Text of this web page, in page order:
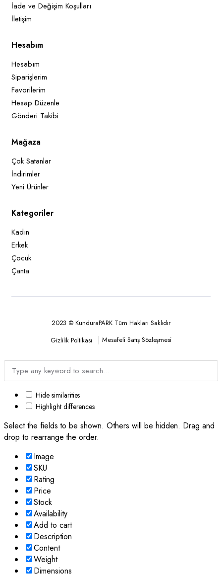
İade ve Değişim Koşulları
İletişim
Hesabım
Hesabım
Siparişlerim
Favorilerim
Hesap Düzenle
Gönderi Takibi
Mağaza
Çok Satanlar
İndirimler
Yeni Ürünler
Kategoriler
Kadın
Erkek
Çocuk
Çanta
2023 © KunduraPARK Tüm Hakları Saklıdır
Gizlilik Poltikası
Mesafeli Satış Sözleşmesi
Hide similarities
Highlight differences
Select the fields to be shown. Others will be hidden. Drag and
drop to rearrange the order.
Image
SKU
Rating
Price
Stock
Availability
Add to cart
Description
Content
Weight
Dimensions